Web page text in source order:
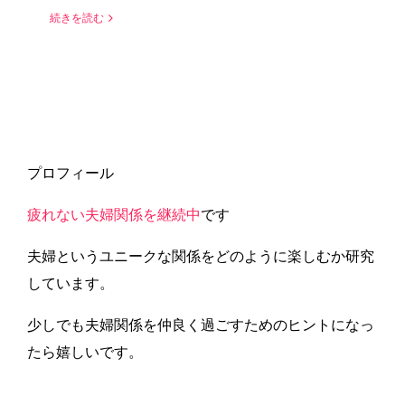
続きを読む
プロフィール
疲れない夫婦関係を継続中です
夫婦というユニークな関係をどのように楽しむか研究
しています。
少しでも夫婦関係を仲良く過ごすためのヒントになっ
たら嬉しいです。